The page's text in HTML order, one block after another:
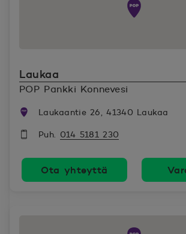
Laukaa
POP Pankki Konnevesi
Laukaantie 26, 41340 Laukaa
Puh. 014 5181 230
Ota yhteyttä